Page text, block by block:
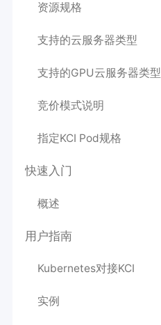
资源规格
支持的云服务器类型
支持的GPU云服务器类型
竞价模式说明
指定KCI Pod规格
快速入门
概述
用户指南
Kubernetes对接KCI
实例